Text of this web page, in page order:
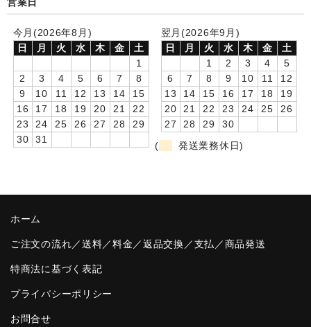
自作オリジナル時計
卒園DVDアルバム
卒業記念品
音声入りフォトフレームクロック(集合)
音声入りフォトフレームクロック(校歌)
目覚まし時計(集合)
温湿度計付目覚まし時計
制服メモリー
営業日
今月(2026年8月)
日
月 火 水 木 金
土
1
2
3 4 5 6 7
8
9
10 11 12 13 14
15
16
17 18 19 20 21
22
23
24 25 26 27 28
29
30
31
翌月(2026年9月)
日
月 火 水 木 金
土
1
2 3 4
5
6
7 8 9 10 11
12
13
14 15 16 17 18
19
20
21 22 23 24 25
26
27
28 29
30
(
発送業務休日)
ホーム
ご注文の流れ／送料／料金／返品交換／支払／商品発送
特商法に基づく表記
プライバシーポリシー
お問合せ